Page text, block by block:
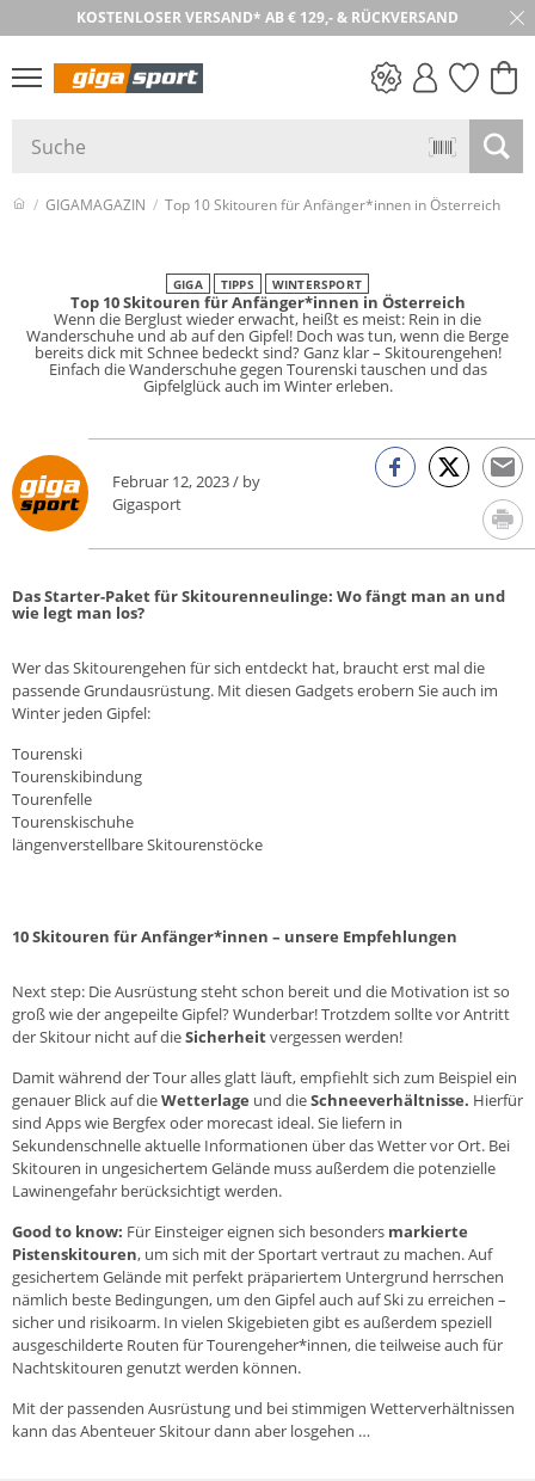
KOSTENLOSER VERSAND* AB € 129,- & RÜCKVERSAND
GIGAMAGAZIN Top 10 Skitouren für Anfänger*innen in Österreich
GIGA TIPPS WINTERSPORT
Top 10 Skitouren für Anfänger*innen in Österreich
Wenn die Berglust wieder erwacht, heißt es meist: Rein in die
Wanderschuhe und ab auf den Gipfel! Doch was tun, wenn die Berge
bereits dick mit Schnee bedeckt sind? Ganz klar – Skitourengehen!
Einfach die Wanderschuhe gegen Tourenski tauschen und das
Gipfelglück auch im Winter erleben.
Februar 12, 2023 / by
Gigasport
Das Starter-Paket für Skitourenneulinge: Wo fängt man an und
wie legt man los?
Wer das Skitourengehen für sich entdeckt hat, braucht erst mal die
passende Grundausrüstung. Mit diesen Gadgets erobern Sie auch im
Winter jeden Gipfel:
Tourenski
Tourenskibindung
Tourenfelle
Tourenskischuhe
längenverstellbareSkitourenstöcke
10 Skitouren für Anfänger*innen – unsere Empfehlungen
Next step: Die Ausrüstung steht schon bereit und die Motivation ist so
groß wie der angepeilte Gipfel? Wunderbar! Trotzdem sollte vor Antritt
der Skitour nicht auf dieSicherheitvergessen werden!
Damit während der Tour alles glatt läuft, empfiehlt sich zum Beispiel ein
genauer Blick auf dieWetterlage und dieSchneeverhältnisse. Hierfür
sind Apps wie Bergfex oder morecast ideal. Sie liefern in
Sekundenschnelle aktuelle Informationen über das Wetter vor Ort. Bei
Skitouren in ungesichertem Gelände muss außerdem die potenzielle
Lawinengefahr berücksichtigt werden.
Good to know: Für Einsteiger eignen sich besonders markierte
Pistenskitouren, um sich mit der Sportart vertraut zu machen. Auf
gesichertem Gelände mit perfekt präpariertem Untergrund herrschen
nämlich beste Bedingungen, um den Gipfel auch auf Ski zu erreichen –
sicher und risikoarm. In vielen Skigebieten gibt es außerdem speziell
ausgeschilderte Routen für Tourengeher*innen, die teilweise auch für
Nachtskitouren genutzt werden können.
Mit der passenden Ausrüstung und bei stimmigen Wetterverhältnissen
kann das Abenteuer Skitour dann aber losgehen …